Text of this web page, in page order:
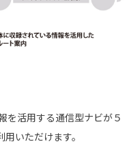
を活用する通信型ナビが５
用いただけます。